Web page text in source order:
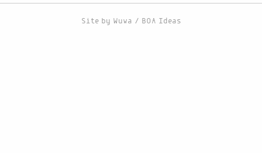
Site by Wuwa / BOA Ideas